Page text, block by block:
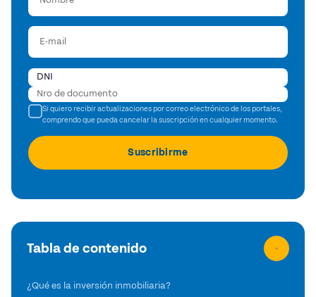
Si quiero recibir actualizaciones por correo electrónico de los portales,
comprendo que pueda cancelar la suscripción en cualquier momento.
Tabla de contenido
¿Qué es la inversión inmobiliaria?